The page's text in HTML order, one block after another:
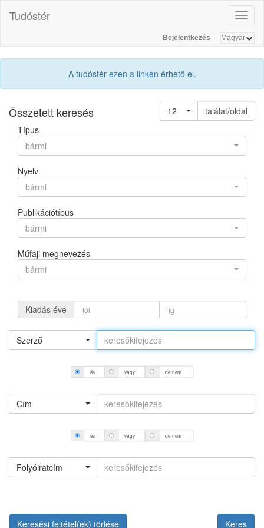
Tudóstér
Bejelentkezés
A tudóstér ezen a linken érhető el.
Összetett keresés 12
találat/oldal
Típus
bármi
Nyelv
bármi
Publikációtípus
bármi
Műfaji megnevezés
bármi
Kiadás éve
Szerző
és vagy de nem
Cím
és vagy de nem
Folyóiratcím
Keresési feltétel(ek) törlése